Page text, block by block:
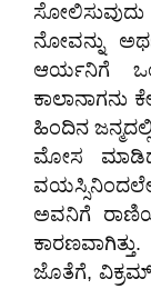
ನೋವನ್ನು
ಆರ್ಯನಿಗೆ
ಕಾಲಾನಾಗನು
ಹಿಂದಿನ
ಮೋಸ
ಅವನಿಗೆ
ಜೊತೆಗೆ,